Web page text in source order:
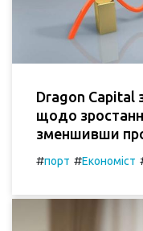
Dragon Capital
щодо
зменшивши
#порт #Економіст